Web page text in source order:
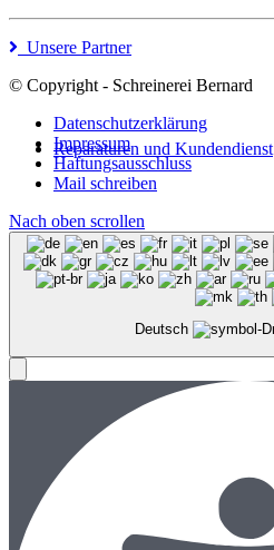
Reparaturen und Kundendienst
Unsere Partner
© Copyright - Schreinerei Bernard
Datenschutzerklärung
Impressum
Haftungsausschluss
Mail schreiben
Nach oben scrollen
Deutsch